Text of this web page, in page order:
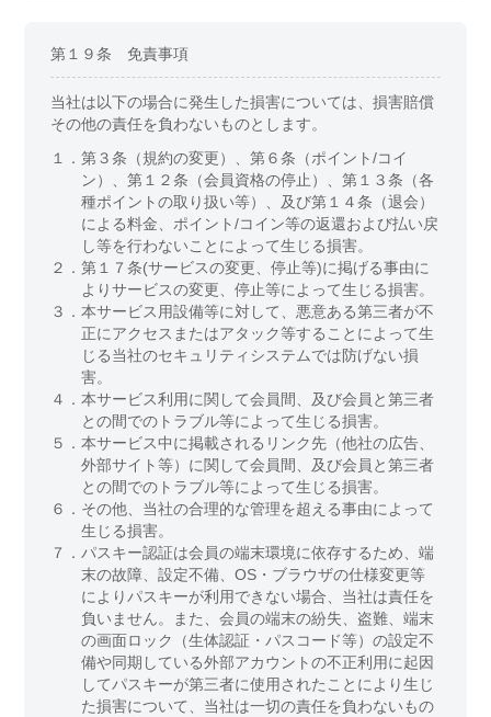
第１９条 免責事項
当社は以下の場合に発生した損害については、損害賠償
その他の責任を負わないものとします。
１．第３条（規約の変更）、第６条（ポイント/コイ
ン）、第１２条（会員資格の停止）、第１３条（各
種ポイントの取り扱い等）、及び第１４条（退会）
による料金、ポイント/コイン等の返還および払い戻
し等を行わないことによって生じる損害。
２．第１７条(サービスの変更、停止等)に掲げる事由に
よりサービスの変更、停止等によって生じる損害。
３．本サービス用設備等に対して、悪意ある第三者が不
正にアクセスまたはアタック等することによって生
じる当社のセキュリティシステムでは防げない損
害。
４．本サービス利用に関して会員間、及び会員と第三者
との間でのトラブル等によって生じる損害。
５．本サービス中に掲載されるリンク先（他社の広告、
外部サイト等）に関して会員間、及び会員と第三者
との間でのトラブル等によって生じる損害。
６． その他、当社の合理的な管理を超える事由によって
生じる損害。
７．パスキー認証は会員の端末環境に依存するため、端
末の故障、設定不備、OS・ブラウザの仕様変更等
によりパスキーが利用できない場合、当社は責任を
負いません。また、会員の端末の紛失、盗難、端末
の画面ロック（生体認証・パスコード等）の設定不
備や同期している外部アカウントの不正利用に起因
してパスキーが第三者に使用されたことにより生じ
た損害について、当社は一切の責任を負わないもの